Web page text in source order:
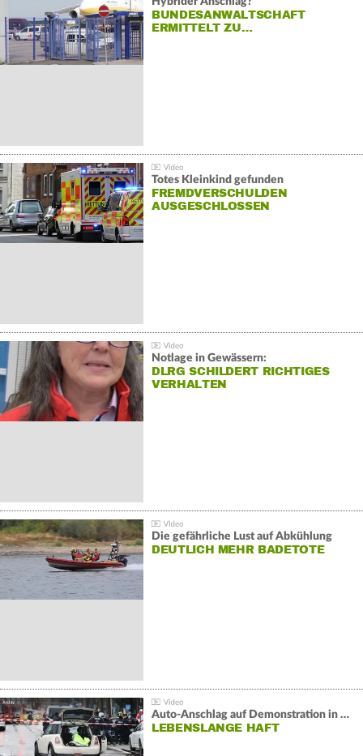
BUNDESANWALTSCHAFT
ERMITTELT ZU…
Totes Kleinkind gefunden
FREMDVERSCHULDEN
AUSGESCHLOSSEN
Notlage in Gewässern:
DLRG SCHILDERT RICHTIGES
VERHALTEN
Die gefährliche Lust auf Abkühlung
DEUTLICH MEHR BADETOTE
Auto-Anschlag auf Demonstration in München:
LEBENSLANGE HAFT